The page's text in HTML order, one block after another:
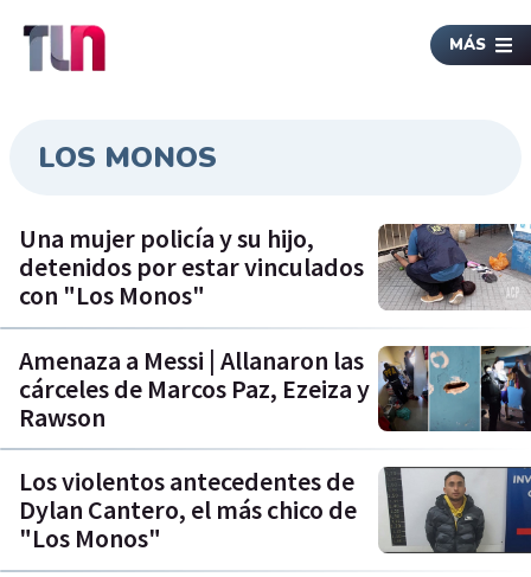
MÁS
LOS MONOS
Una mujer policía y su hijo,
detenidos por estar vinculados
con "Los Monos"
Amenaza a Messi | Allanaron las
cárceles de Marcos Paz, Ezeiza y
Rawson
Los violentos antecedentes de
Dylan Cantero, el más chico de
"Los Monos"